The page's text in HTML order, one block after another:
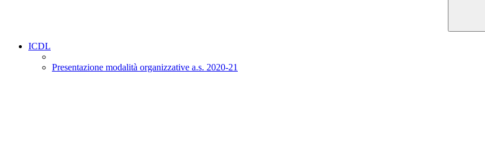
ICDL
Presentazione modalità organizzative a.s. 2020-21